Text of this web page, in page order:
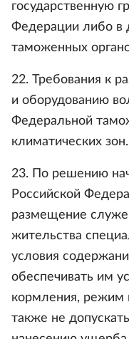
государственную
Федерации либо в
таможенных
22. Требования к
и оборудованию
Федеральной
климатических зон.
23. По решению
Российской
размещение
жительства
условия
обеспечивать им
кормления, режим
также не